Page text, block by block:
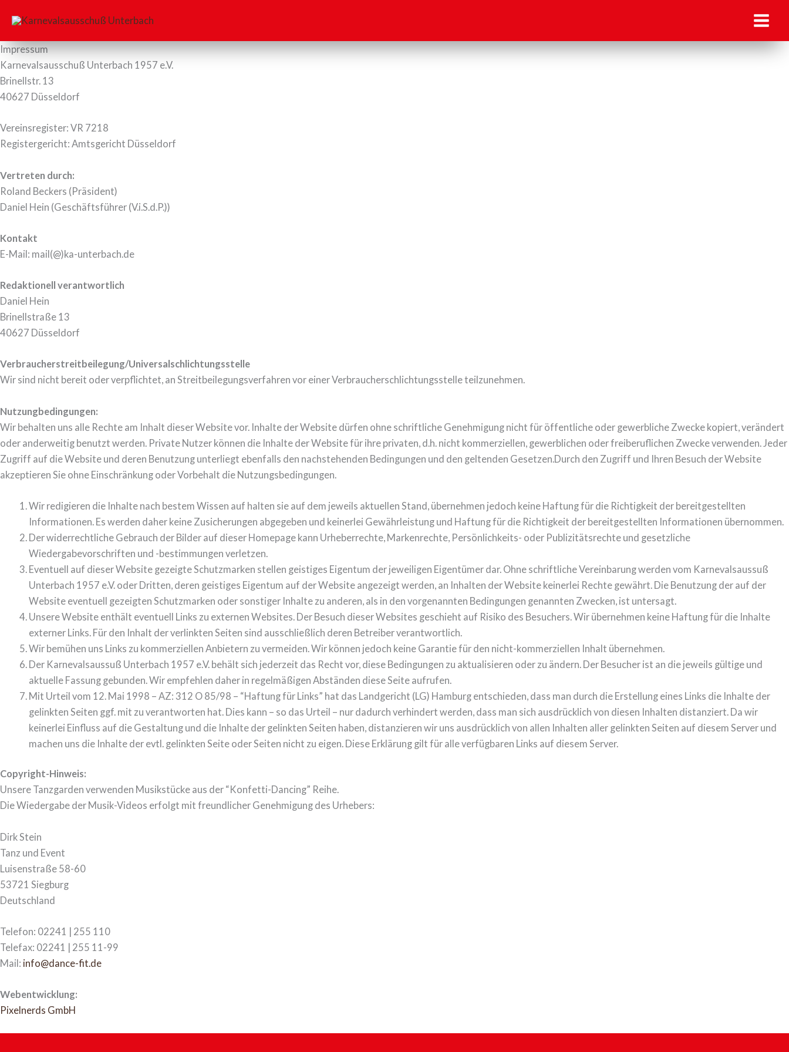
Inhalt
springen
Impressum
Karnevalsausschuß Unterbach 1957 e.V.
Brinellstr. 13
40627 Düsseldorf
Vereinsregister: VR 7218
Registergericht: Amtsgericht Düsseldorf
Vertreten durch:
Roland Beckers (Präsident)
Daniel Hein (Geschäftsführer (V.i.S.d.P.))
Kontakt
E-Mail: mail(@)ka-unterbach.de
Redaktionell verantwortlich
Daniel Hein
Brinellstraße 13
40627 Düsseldorf
Verbraucher­streit­beilegung/Universal­schlichtungs­stelle
Wir sind nicht bereit oder verpflichtet, an Streitbeilegungsverfahren vor einer Verbraucherschlichtungsstelle teilzunehmen.
Nutzungbedingungen:
Wir behalten uns alle Rechte am Inhalt dieser Website vor. Inhalte der Website dürfen ohne schriftliche Genehmigung nicht für öffentliche oder gewerbliche Zwecke kopiert, verändert
oder anderweitig benutzt werden. Private Nutzer können die Inhalte der Website für ihre privaten, d.h. nicht kommerziellen, gewerblichen oder freiberuflichen Zwecke verwenden. Jeder
Zugriff auf die Website und deren Benutzung unterliegt ebenfalls den nachstehenden Bedingungen und den geltenden Gesetzen.Durch den Zugriff und Ihren Besuch der Website
akzeptieren Sie ohne Einschränkung oder Vorbehalt die Nutzungsbedingungen.
Wir redigieren die Inhalte nach bestem Wissen auf halten sie auf dem jeweils aktuellen Stand, übernehmen jedoch keine Haftung für die Richtigkeit der bereitgestellten
Informationen. Es werden daher keine Zusicherungen abgegeben und keinerlei Gewährleistung und Haftung für die Richtigkeit der bereitgestellten Informationen übernommen.
Der widerrechtliche Gebrauch der Bilder auf dieser Homepage kann Urheberrechte, Markenrechte, Persönlichkeits- oder Publizitätsrechte und gesetzliche
Wiedergabevorschriften und -bestimmungen verletzen.
Eventuell auf dieser Website gezeigte Schutzmarken stellen geistiges Eigentum der jeweiligen Eigentümer dar. Ohne schriftliche Vereinbarung werden vom Karnevalsaussuß
Unterbach 1957 e.V. oder Dritten, deren geistiges Eigentum auf der Website angezeigt werden, an Inhalten der Website keinerlei Rechte gewährt. Die Benutzung der auf der
Website eventuell gezeigten Schutzmarken oder sonstiger Inhalte zu anderen, als in den vorgenannten Bedingungen genannten Zwecken, ist untersagt.
Unsere Website enthält eventuell Links zu externen Websites. Der Besuch dieser Websites geschieht auf Risiko des Besuchers. Wir übernehmen keine Haftung für die Inhalte
externer Links. Für den Inhalt der verlinkten Seiten sind ausschließlich deren Betreiber verantwortlich.
Wir bemühen uns Links zu kommerziellen Anbietern zu vermeiden. Wir können jedoch keine Garantie für den nicht-kommerziellen Inhalt übernehmen.
Der Karnevalsaussuß Unterbach 1957 e.V. behält sich jederzeit das Recht vor, diese Bedingungen zu aktualisieren oder zu ändern. Der Besucher ist an die jeweils gültige und
aktuelle Fassung gebunden. Wir empfehlen daher in regelmäßigen Abständen diese Seite aufrufen.
Mit Urteil vom 12. Mai 1998 – AZ: 312 O 85/98 – “Haftung für Links” hat das Landgericht (LG) Hamburg entschieden, dass man durch die Erstellung eines Links die Inhalte der
gelinkten Seiten ggf. mit zu verantworten hat. Dies kann – so das Urteil – nur dadurch verhindert werden, dass man sich ausdrücklich von diesen Inhalten distanziert. Da wir
keinerlei Einfluss auf die Gestaltung und die Inhalte der gelinkten Seiten haben, distanzieren wir uns ausdrücklich von allen Inhalten aller gelinkten Seiten auf diesem Server und
machen uns die Inhalte der evtl. gelinkten Seite oder Seiten nicht zu eigen. Diese Erklärung gilt für alle verfügbaren Links auf diesem Server.
Copyright-Hinweis:
Unsere Tanzgarden verwenden Musikstücke aus der “Konfetti-Dancing” Reihe.
Die Wiedergabe der Musik-Videos erfolgt mit freundlicher Genehmigung des Urhebers:
Dirk Stein
Tanz und Event
Luisenstraße 58-60
53721 Siegburg
Deutschland
Telefon: 02241 | 255 110
Telefax: 02241 | 255 11-99
Mail: info@dance-fit.de
Webentwicklung:
Pixelnerds GmbH